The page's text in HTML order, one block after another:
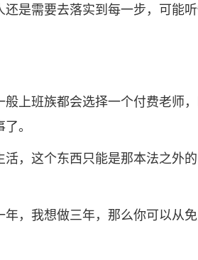
是需要去落实到每一步，可能
上班族都会选择一个付费老师，
。
，这个东西只能是那本法之外
，我想做三年，那么你可以从